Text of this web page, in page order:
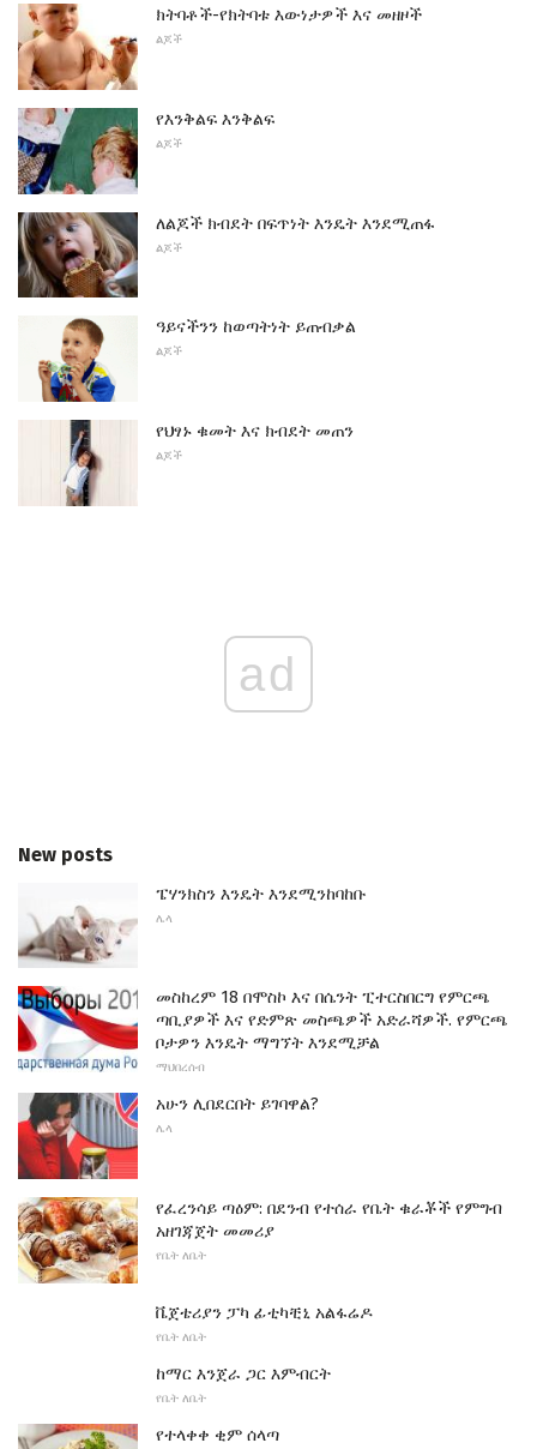
ክትባቶች-የክትባቱ እውነታዎች እና መዘዞች
ልጆች
የእንቅልፍ እንቅልፍ
ልጆች
ለልጆች ክብደት በፍጥነት እንዴት እንደሚጠፋ
ልጆች
ዓይናችንን ከወጣትነት ይጠብቃል
ልጆች
የህፃኑ ቁመት እና ክብደት መጠን
ልጆች
ad
New posts
ፔሃንክስን እንዴት እንደሚንከባከቡ
ሌላ
መስከረም 18 በሞስኮ እና በሴንት ፒተርስበርግ የምርጫ
ጣቢያዎች እና የድምጽ መስጫዎች አድራሻዎች. የምርጫ
ቦታዎን እንዴት ማግኘት እንደሚቻል
ማህበረሰብ
አሁን ሊበደርበት ይገባዋል?
ሌላ
የፈረንሳይ ጣዕም: በደንብ የተሰራ የቤት ቁራቾች የምግብ
አዘገጃጀት መመሪያ
የቤት ለቤት
ቬጀቴሪያን ፓካ ፊቲካቺኒ አልፋሬዶ
የቤት ለቤት
ከማር እንጀራ ጋር እምብርት
የቤት ለቤት
የተላቀቀ ቂም ሰላጣ